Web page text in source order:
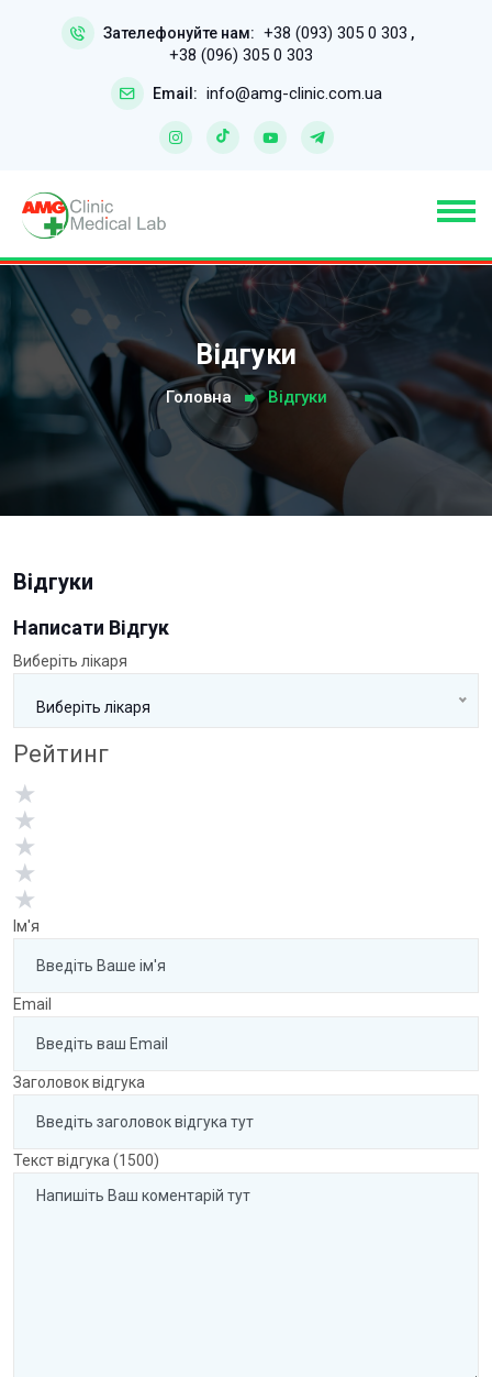
Зателефонуйте нам: +38 (093) 305 0 303 ,
+38 (096) 305 0 303
Email: info@amg-clinic.com.ua
Відгуки
Головна Відгуки
Відгуки
Написати Відгук
Виберіть лікаря
Виберіть лікаря
Рейтинг
★
★
★
★
★
Ім'я
Email
Заголовок відгука
Текст відгука (1500)